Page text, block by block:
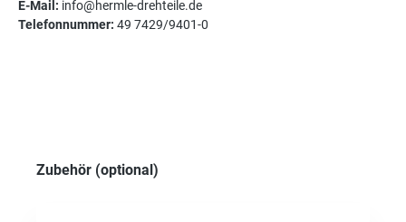
E-Mail: info@hermle-drehteile.de
Telefonnummer: 49 7429/9401-0
Produktgalerie überspringen
Zubehör (optional)